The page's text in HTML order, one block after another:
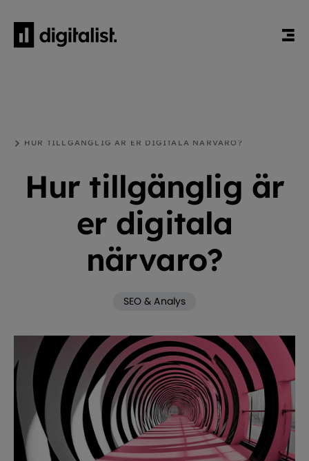
HUR TILLGÄNGLIG ÄR ER DIGITALA NÄRVARO?
Hur tillgänglig är
er digitala
närvaro?
SEO & Analys